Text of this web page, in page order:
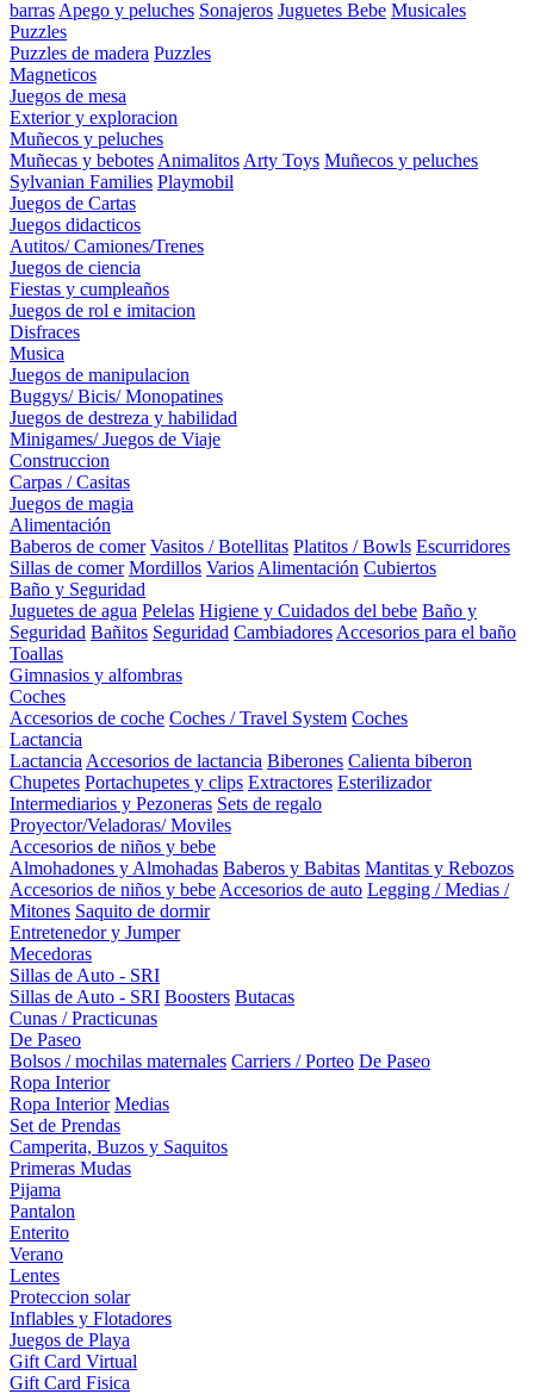
barras Apego y peluches Sonajeros Juguetes Bebe Musicales
Puzzles
Puzzles de madera Puzzles
Magneticos
Juegos de mesa
Exterior y exploracion
Muñecos y peluches
Muñecas y bebotes Animalitos Arty Toys Muñecos y peluches
Sylvanian Families Playmobil
Juegos de Cartas
Juegos didacticos
Autitos/ Camiones/Trenes
Juegos de ciencia
Fiestas y cumpleaños
Juegos de rol e imitacion
Disfraces
Musica
Juegos de manipulacion
Buggys/ Bicis/ Monopatines
Juegos de destreza y habilidad
Minigames/ Juegos de Viaje
Construccion
Carpas / Casitas
Juegos de magia
Alimentación
Baberos de comer Vasitos / Botellitas Platitos / Bowls Escurridores
Sillas de comer Mordillos Varios Alimentación Cubiertos
Baño y Seguridad
Juguetes de agua Pelelas Higiene y Cuidados del bebe Baño y
Seguridad Bañitos Seguridad Cambiadores Accesorios para el baño
Toallas
Gimnasios y alfombras
Coches
Accesorios de coche Coches / Travel System Coches
Lactancia
Lactancia Accesorios de lactancia Biberones Calienta biberon
Chupetes Portachupetes y clips Extractores Esterilizador
Intermediarios y Pezoneras Sets de regalo
Proyector/Veladoras/ Moviles
Accesorios de niños y bebe
Almohadones y Almohadas Baberos y Babitas Mantitas y Rebozos
Accesorios de niños y bebe Accesorios de auto Legging / Medias /
Mitones Saquito de dormir
Entretenedor y Jumper
Mecedoras
Sillas de Auto - SRI
Sillas de Auto - SRI Boosters Butacas
Cunas / Practicunas
De Paseo
Bolsos / mochilas maternales Carriers / Porteo De Paseo
Ropa Interior
Ropa Interior Medias
Set de Prendas
Camperita, Buzos y Saquitos
Primeras Mudas
Pijama
Pantalon
Enterito
Verano
Lentes
Proteccion solar
Inflables y Flotadores
Juegos de Playa
Gift Card Virtual
Gift Card Fisica